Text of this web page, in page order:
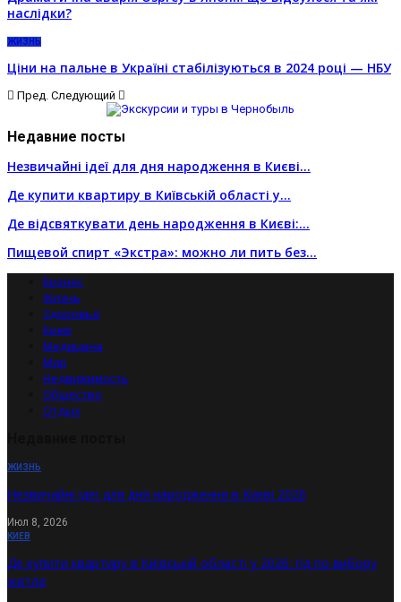
наслідки?
ЖИЗНЬ
Ціни на пальне в Україні стабілізуються в 2024 році — НБУ
Пред. Следующий
Недавние посты
Незвичайні ідеї для дня народження в Києві…
Де купити квартиру в Київській області у…
Де відсвяткувати день народження в Києві:…
Пищевой спирт «Экстра»: можно ли пить без…
Бизнес
Жизнь
Здоровье
Киев
Медицина
Мир
Недвижимость
Общество
Отдых
ЖИЗНЬ
Незвичайні ідеї для дня народження в Києві 2026
Июл 8, 2026
КИЕВ
Де купити квартиру в Київській області у 2026: гід по вибору
житла